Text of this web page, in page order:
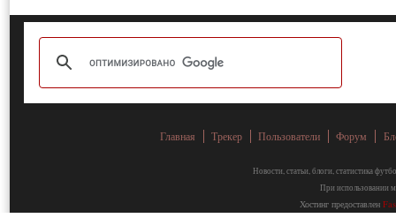
Главная Трекер Пользователи Форум
Новости, статьи, блоги, статистика
При использовании
Хостинг предоставлен